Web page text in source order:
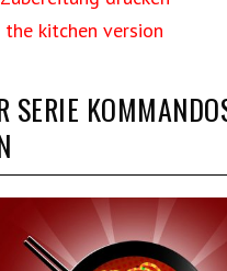
kitchen version
SERIE